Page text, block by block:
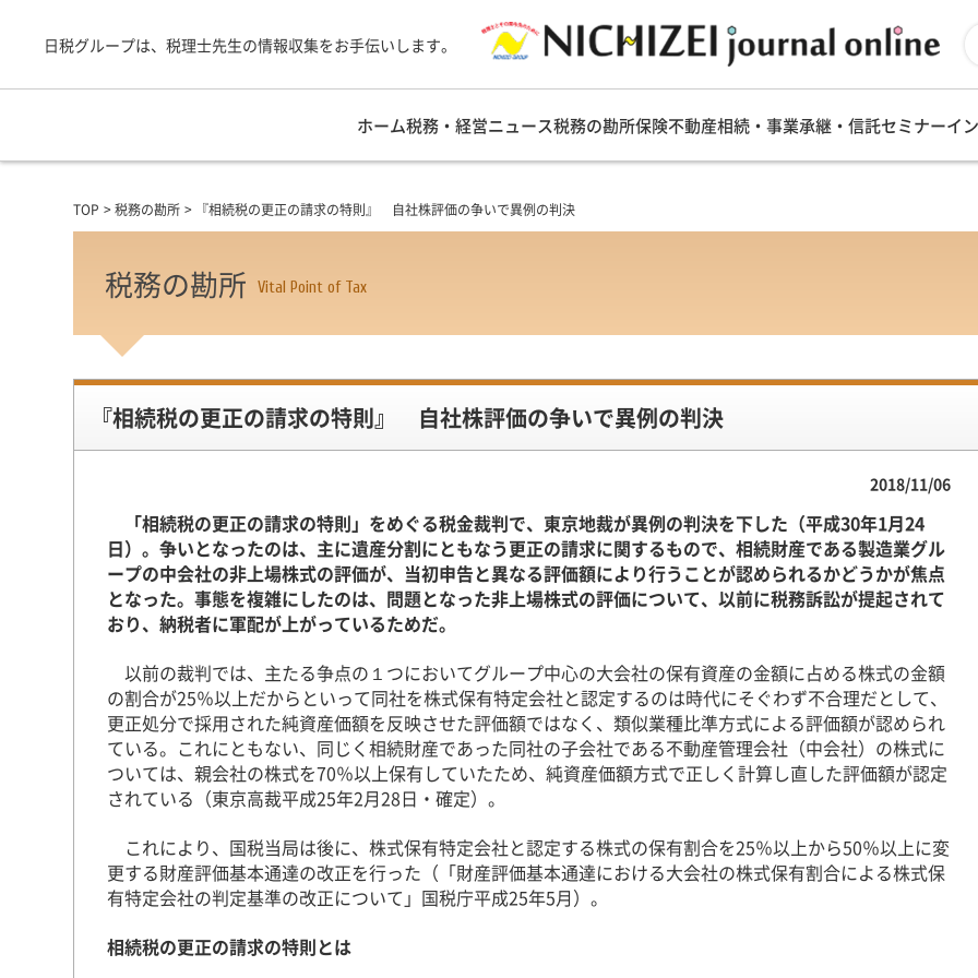
日税グループは、税理士先生の情報収集をお手伝いします。
ホーム税務・経営ニュース税務の勘所保険不動産相続・事業承継・信託セミナーイ
TOP 税務の勘所 『相続税の更正の請求の特則』 自社株評価の争いで異例の判決
税務の勘所 Vital Point of Tax
『相続税の更正の請求の特則』 自社株評価の争いで異例の判決
2018/11/06
「相続税の更正の請求の特則」をめぐる税金裁判で、東京地裁が異例の判決を下した（平成30年1月24
日）。争いとなったのは、主に遺産分割にともなう更正の請求に関するもので、相続財産である製造業グル
ープの中会社の非上場株式の評価が、当初申告と異なる評価額により行うことが認められるかどうかが焦点
となった。事態を複雑にしたのは、問題となった非上場株式の評価について、以前に税務訴訟が提起されて
おり、納税者に軍配が上がっているためだ。
以前の裁判では、主たる争点の１つにおいてグループ中心の大会社の保有資産の金額に占める株式の金額
の割合が25％以上だからといって同社を株式保有特定会社と認定するのは時代にそぐわず不合理だとして、
更正処分で採用された純資産価額を反映させた評価額ではなく、類似業種比準方式による評価額が認められ
ている。これにともない、同じく相続財産であった同社の子会社である不動産管理会社（中会社）の株式に
ついては、親会社の株式を70％以上保有していたため、純資産価額方式で正しく計算し直した評価額が認定
されている（東京高裁平成25年2月28日・確定）。
これにより、国税当局は後に、株式保有特定会社と認定する株式の保有割合を25％以上から50％以上に変
更する財産評価基本通達の改正を行った（「財産評価基本通達における大会社の株式保有割合による株式保
有特定会社の判定基準の改正について」国税庁平成25年5月）。
相続税の更正の請求の特則とは